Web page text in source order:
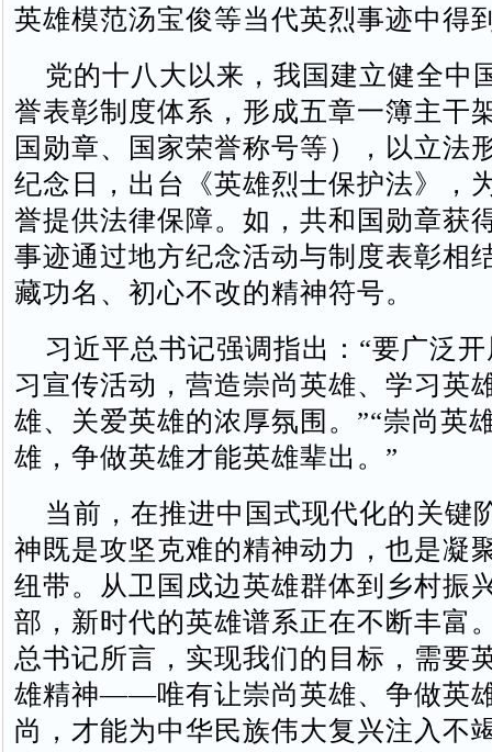
英雄模范汤宝俊等当代英烈事迹中得
党的十八大以来，我国建立健全中
誉表彰制度体系，形成五章一簿主干
国勋章、国家荣誉称号等），以立法
纪念日，出台《英雄烈士保护法》，
誉提供法律保障。如，共和国勋章获
事迹通过地方纪念活动与制度表彰相
藏功名、初心不改的精神符号。
习近平总书记强调指出：“要广泛
习宣传活动，营造崇尚英雄、学习英
雄、关爱英雄的浓厚氛围。”“崇尚英
雄，争做英雄才能英雄辈出。”
当前，在推进中国式现代化的关键
神既是攻坚克难的精神动力，也是凝
纽带。从卫国戍边英雄群体到乡村振
部，新时代的英雄谱系正在不断丰富
总书记所言，实现我们的目标，需要
雄精神——唯有让崇尚英雄、争做英
尚，才能为中华民族伟大复兴注入不